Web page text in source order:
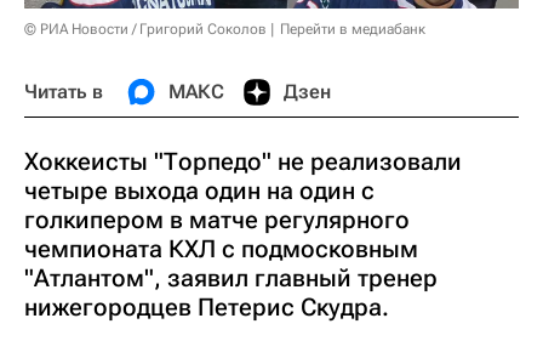
© РИА Новости / Григорий Соколов Перейти в медиабанк
Читать в МАКС Дзен
Хоккеисты "Торпедо" не реализовали
четыре выхода один на один с
голкипером в матче регулярного
чемпионата КХЛ с подмосковным
"Атлантом", заявил главный тренер
нижегородцев Петерис Скудра.